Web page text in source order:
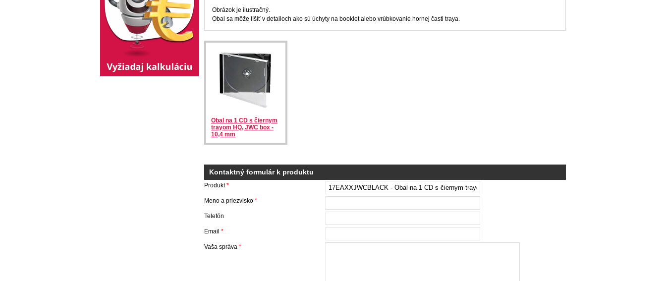
Obrázok je ilustračný.
Obal sa môže líšiť v detailoch ako sú úchyty na booklet alebo vrúbkovanie hornej časti traya.
Obal na 1 CD s čiernym
trayom HQ, JWC box -
10,4 mm
Kontaktný formulár k produktu
Produkt*
Meno a priezvisko *
Telefón
Email *
Vaša správa *